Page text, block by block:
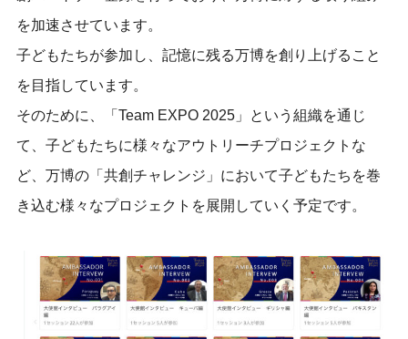
を加速させています。
子どもたちが参加し、記憶に残る万博を創り上げること
を目指しています。
そのために、「Team EXPO 2025」という組織を通じ
て、子どもたちに様々なアウトリーチプロジェクト な
ど、万博の「 共創チャレンジ 」 において子どもたちを巻
き込む様々なプロジェクトを展開していく予定です。